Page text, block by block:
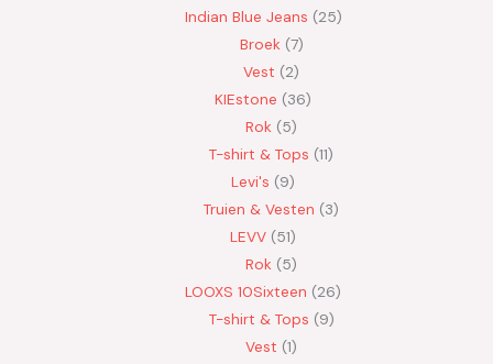
Indian Blue Jeans 25
Broek 7
Vest
2
KIEstone
36
Rok 5
T-shirt & Tops 11
Levi's
9
Truien & Vesten
3
LEVV 51
Rok 5
LOOXS 10Sixteen
26
T-shirt & Tops 9
Vest 1